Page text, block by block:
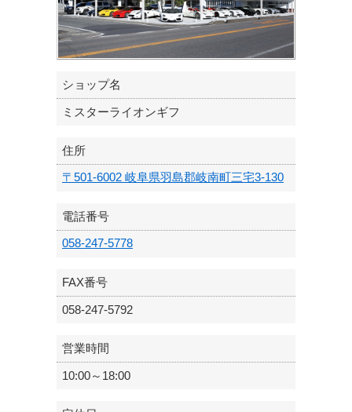
ショップ名
ミスターライオンギフ
住所
〒501-6002 岐阜県羽島郡岐南町三宅3-130
電話番号
058-247-5778
FAX番号
058-247-5792
営業時間
10:00～18:00